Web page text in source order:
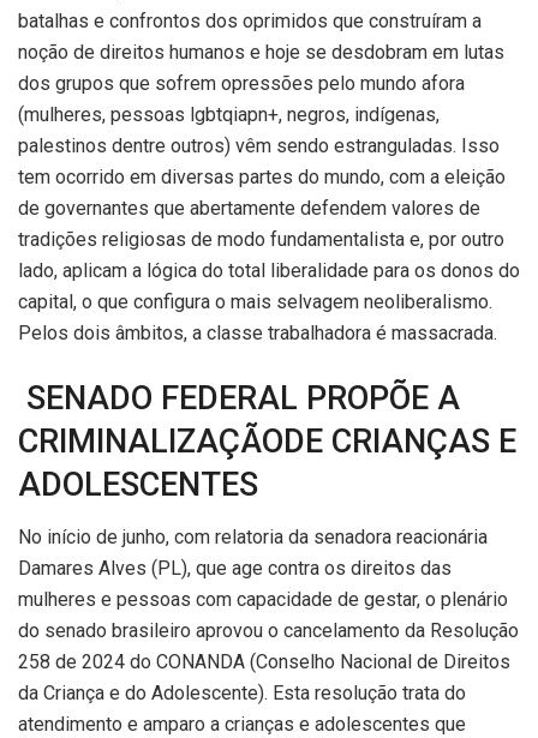
batalhas e confrontos dos oprimidos que construíram a
noção de direitos humanos e hoje se desdobram em lutas
dos grupos que sofrem opressões pelo mundo afora
(mulheres, pessoas lgbtqiapn+, negros, indígenas,
palestinos dentre outros) vêm sendo estranguladas. Isso
tem ocorrido em diversas partes do mundo, com a eleição
de governantes que abertamente defendem valores de
tradições religiosas de modo fundamentalista e, por outro
lado, aplicam a lógica do total liberalidade para os donos do
capital, o que configura o mais selvagem neoliberalismo.
Pelos dois âmbitos, a classe trabalhadora é massacrada.
SENADO FEDERAL PROPÕE A
CRIMINALIZAÇÃODE CRIANÇAS E
ADOLESCENTES
No início de junho, com relatoria da senadora reacionária
Damares Alves (PL), que age contra os direitos das
mulheres e pessoas com capacidade de gestar, o plenário
do senado brasileiro aprovou o cancelamento da Resolução
258 de 2024 do CONANDA (Conselho Nacional de Direitos
da Criança e do Adolescente). Esta resolução trata do
atendimento e amparo a crianças e adolescentes que